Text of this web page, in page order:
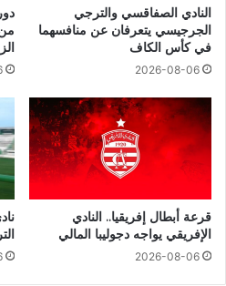
النادي الصفاقسي والترجي
الجرجيسي يتعرفان عن منافسهما
في كأس الكاف
2026-08-06
قرعة أبطال إفريقيا.. النادي
الإفريقي يواجه دجوليبا المالي
2026-08-06